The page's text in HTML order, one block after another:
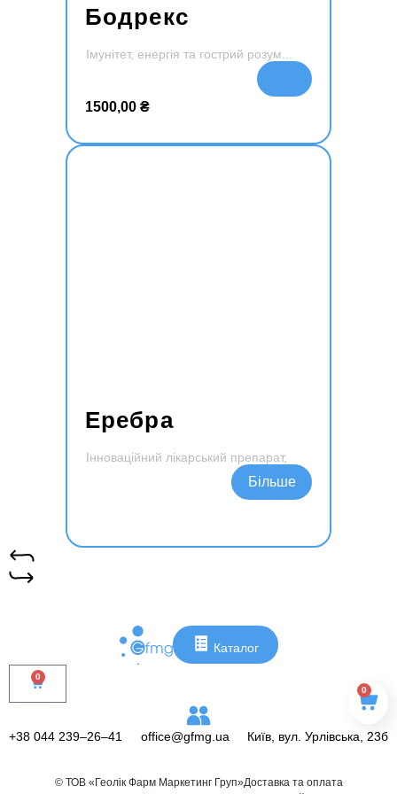
0
Бодрекс
Імунітет, енергія та гострий розум
1500,00 ₴
Додати
в кошик
Еребра
Інноваційний лікарський препарат,
виготовлений з сухого екстракту листя
Читати далі
Каталог
0
+38 044 239–26–41 office@gfmg.ua Київ, вул. Урлівська, 23б
© ТОВ «Геолік Фарм Маркетинг Груп»Доставка та оплата